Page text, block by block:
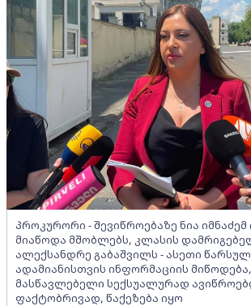
პროკურორი - შევიწროებაზე ნია
მიაწოდა მშობლებს, კლასის
ალექსანდრე გაბაშვილს - ასეთი
ადამიანისთვის ინფორმაციის
მასწავლებელი სექსუალურად
ფაქტობრივად, წაქეზება იყო